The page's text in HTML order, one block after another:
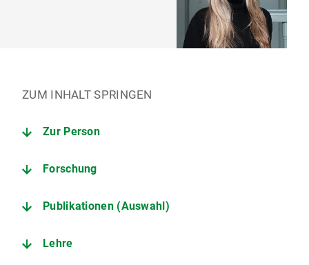
ZUM INHALT SPRINGEN
Zur Person
Forschung
Publikationen (Auswahl)
Lehre